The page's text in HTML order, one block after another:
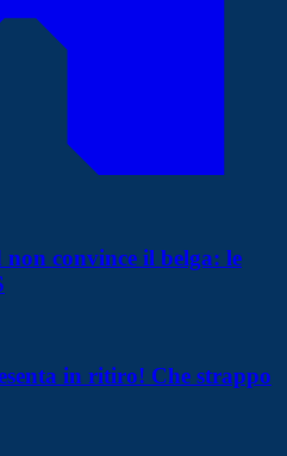
convince il belga: le
in ritiro! Che strappo